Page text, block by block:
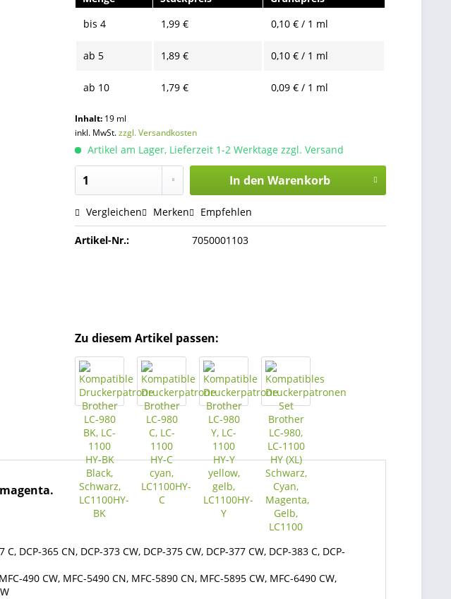
bis4 1,99 € 0,10 € / 1 ml
ab 5 1,89 € 0,10 € / 1 ml
ab 10 1,79 € 0,09 € / 1 ml
Inhalt: 19 ml
inkl. MwSt.zzgl. Versandkosten
Artikel am Lager, Lieferzeit 1-2 Werktage zzgl. Versand
In den Warenkorb
Vergleichen Merken Empfehlen
Artikel-Nr.: 7050001103
Zu diesem Artikel passen:
DCP-365 CN, DCP-373 CW, DCP-375 CW, DCP-377 CW, DCP-383 C, DCP-
490 CW, MFC-5490 CN, MFC-5890 CN, MFC-5895 CW, MFC-6490 CW,